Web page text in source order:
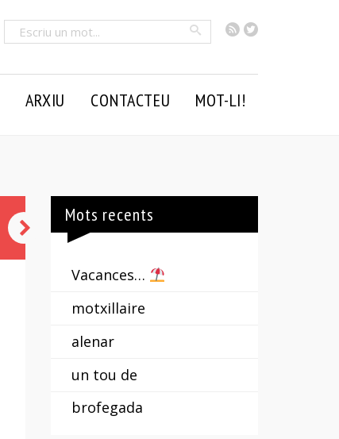
RSSTwitter
Cercar
ARXIU CONTACTEU MOT-LI!
Mots recents
Vacances…
motxillaire
alenar
un tou de
brofegada